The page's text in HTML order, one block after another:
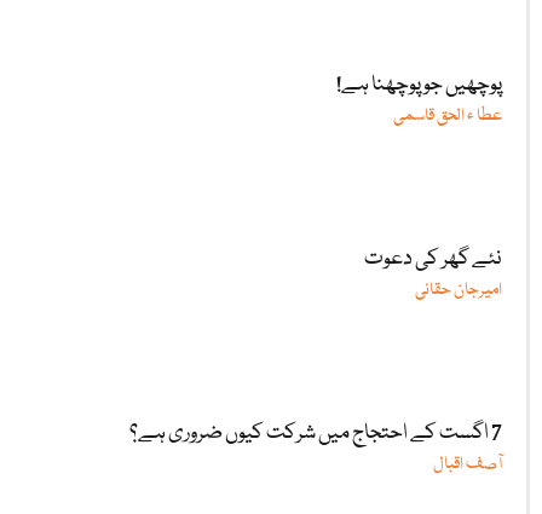
پوچھیں جو پوچھنا ہے!
عطا ء الحق قاسمی
نئے گھر کی دعوت
امیرجان حقانی
7 اگست کے احتجاج میں شرکت کیوں ضروری ہے؟
آصف اقبال